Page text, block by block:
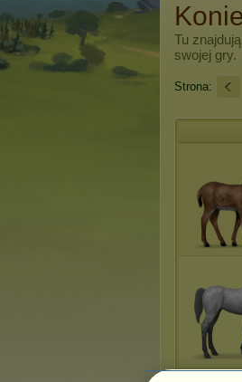
Tu
swojej gry.
Strona: